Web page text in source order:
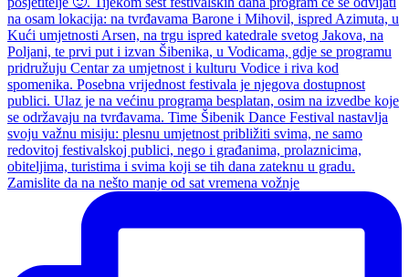
Zamislite da na nešto manje od sat vremena vožnje